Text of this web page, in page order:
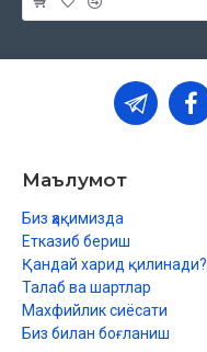
Маълумот
Биз ҳақимизда
Етказиб бериш
Қандай харид қилинади?
Талаб ва шартлар
Махфийлик сиёсати
Биз билан боғланиш